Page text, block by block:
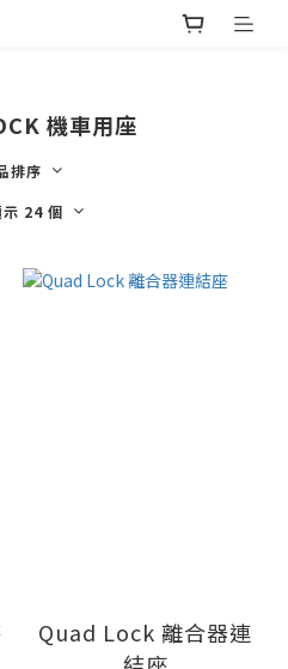
機車用座
排序
示 24 個
Quad Lock 離合器連